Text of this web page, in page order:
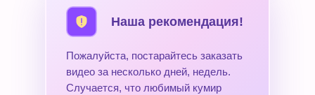
Пожалуйста, постарайтесь заказать
видео за несколько дней, недель.
Случается, что любимый кумир
Наша рекомендация!